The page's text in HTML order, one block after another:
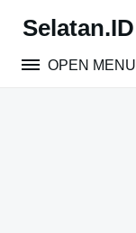
Selatan.ID
OPEN MENU